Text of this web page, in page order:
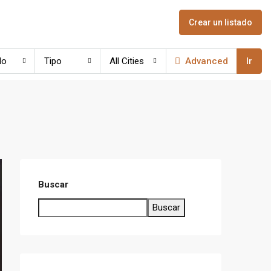
Crear un listado
Tipo All Cities Advanced Ir
Buscar
Buscar